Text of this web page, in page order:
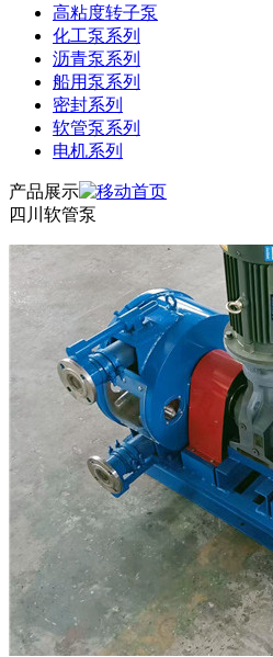
高粘度转子泵
化工泵系列
沥青泵系列
船用泵系列
密封系列
软管泵系列
电机系列
产品展示
四川软管泵